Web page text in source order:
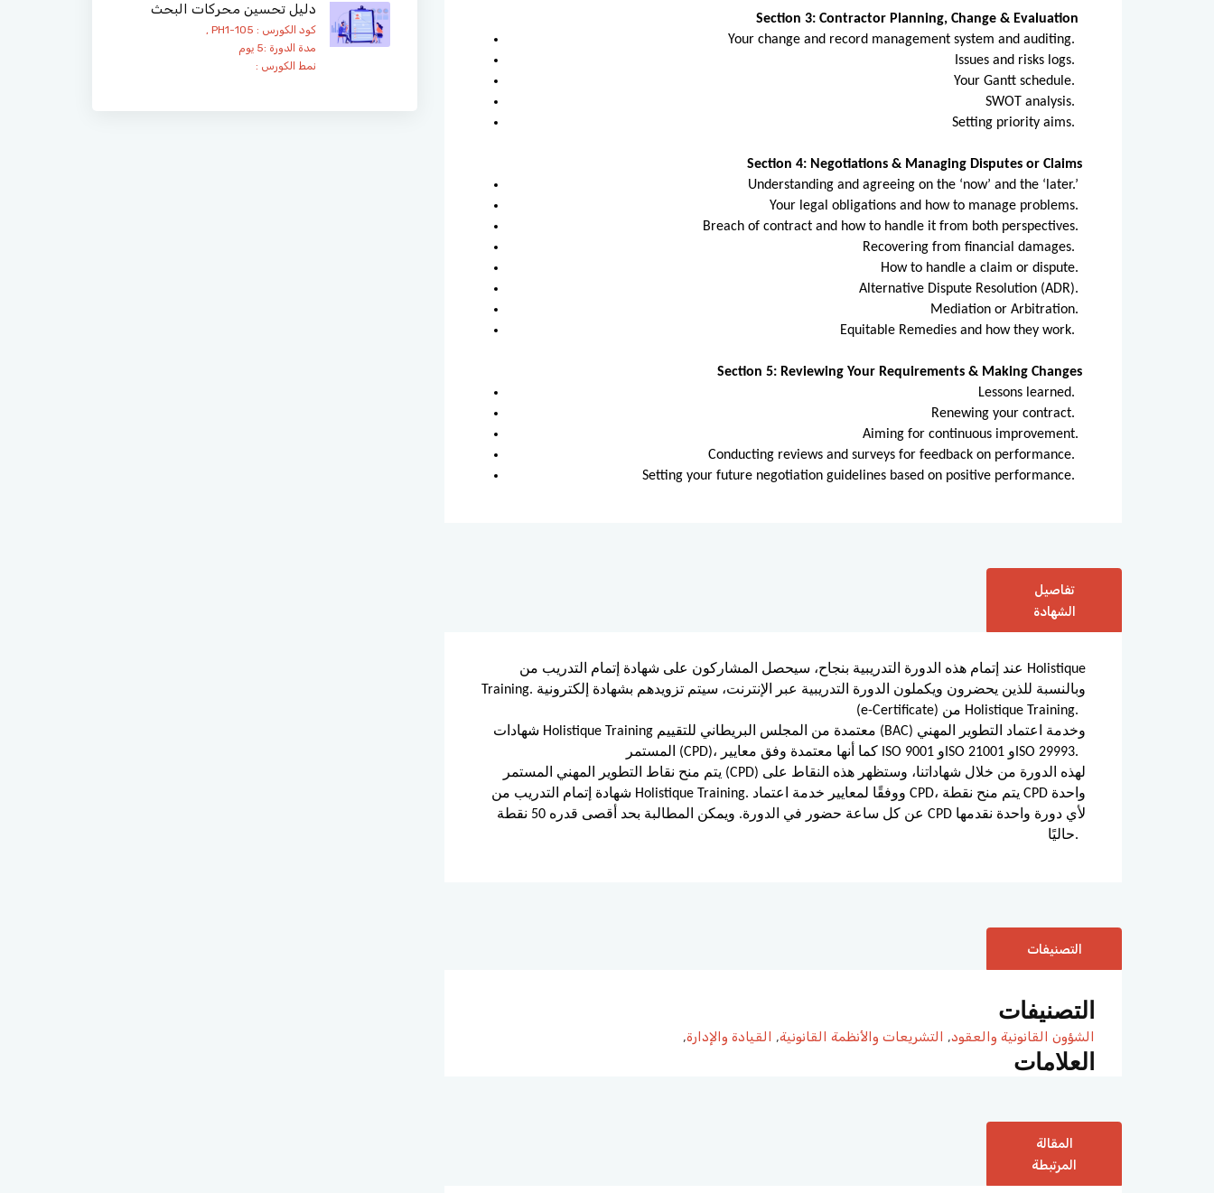
Section 3: Contractor Planning, Change & Evaluation
Your change and record management system and auditing.
Issues and risks logs.
Your Gantt schedule.
SWOT analysis.
Setting priority aims.
Section 4: Negotiations & Managing Disputes or Claims
Understanding and agreeing on the ‘now’ and the ‘later.’
Your legal obligations and how to manage problems.
Breach of contract and how to handle it from both perspectives.
Recovering from financial damages.
How to handle a claim or dispute.
Alternative Dispute Resolution (ADR).
Mediation or Arbitration.
Equitable Remedies and how they work.
Section 5: Reviewing Your Requirements & Making Changes
Lessons learned.
Renewing your contract.
Aiming for continuous improvement.
Conducting reviews and surveys for feedback on performance.
Setting your future negotiation guidelines based on positive performance.
تفاصيل
الشهادة
عند إتمام هذه الدورة التدريبية بنجاح، سيحصل المشاركون على شهادة إتمام التدريب من Holistique
Training. وبالنسبة للذين يحضرون ويكملون الدورة التدريبية عبر الإنترنت، سيتم تزويدهم بشهادة إلكترونية
(e-Certificate) من Holistique Training.
شهادات Holistique Training معتمدة من المجلس البريطاني للتقييم (BAC) وخدمة اعتماد التطوير المهني
المستمر (CPD)، كما أنها معتمدة وفق معايير ISO 9001 وISO 21001 وISO 29993.
يتم منح نقاط التطوير المهني المستمر (CPD) لهذه الدورة من خلال شهاداتنا، وستظهر هذه النقاط على
شهادة إتمام التدريب من Holistique Training. ووفقًا لمعايير خدمة اعتماد CPD، يتم منح نقطة CPD واحدة
عن كل ساعة حضور في الدورة. ويمكن المطالبة بحد أقصى قدره 50 نقطة CPD لأي دورة واحدة نقدمها
حاليًا.
التصنيفات
التصنيفات
الشؤون القانونية والعقود, التشريعات والأنظمة القانونية, القيادة والإدارة,
العلامات
المقالة
المرتبطة
دليل تحسين محركات البحث
كود الكورس : PH1-105 ,
مدة الدورة :5 يوم
نمط الكورس :